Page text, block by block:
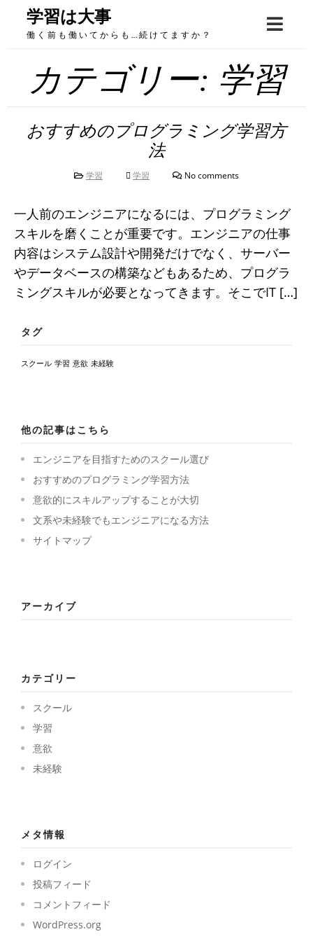
content
学習は大事
働く前も働いてからも…続けてますか？
カテゴリー: 学習
おすすめのプログラミング学習方
法
学習 学習 No comments
一人前のエンジニアになるには、プログラミング
スキルを磨くことが重要です。エンジニアの仕事
内容はシステム設計や開発だけでなく、サーバー
やデータベースの構築などもあるため、プログラ
ミングスキルが必要となってきます。そこでIT […]
タグ
スクール 学習 意欲 未経験
他の記事はこちら
エンジニアを目指すためのスクール選び
おすすめのプログラミング学習方法
意欲的にスキルアップすることが大切
文系や未経験でもエンジニアになる方法
サイトマップ
アーカイブ
カテゴリー
スクール
学習
意欲
未経験
メタ情報
ログイン
投稿フィード
コメントフィード
WordPress.org